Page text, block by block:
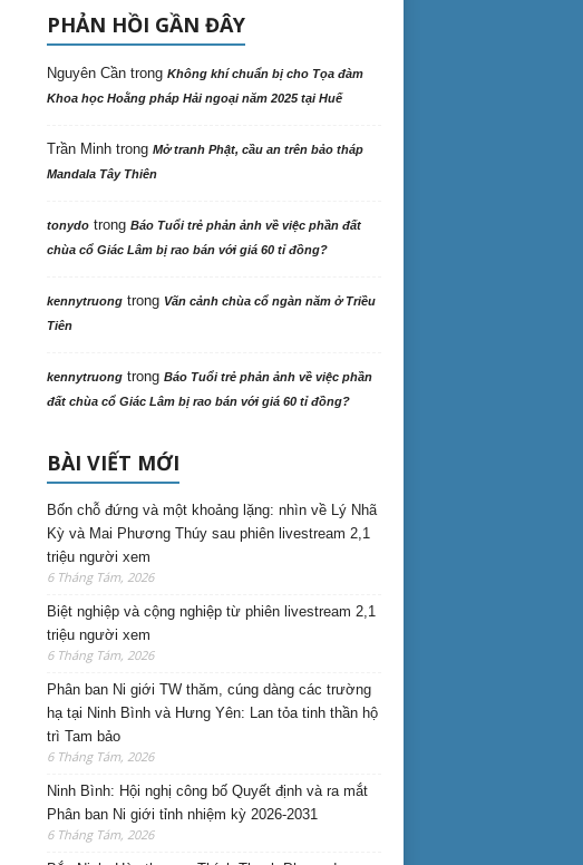
PHẢN HỒI GẦN ĐÂY
Nguyên Cầntrong Không khí chuẩn bị cho Tọa đàm
Khoa học Hoằng pháp Hải ngoại năm 2025 tại Huế
Trần Minhtrong Mở tranh Phật, cầu an trên bảo tháp
Mandala Tây Thiên
tonydotrong Báo Tuổi trẻ phản ảnh về việc phần đất
chùa cổ Giác Lâm bị rao bán với giá 60 tỉ đồng?
kennytruongtrong Vãn cảnh chùa cổ ngàn năm ở Triều
Tiên
kennytruongtrong Báo Tuổi trẻ phản ảnh về việc phần
đất chùa cổ Giác Lâm bị rao bán với giá 60 tỉ đồng?
BÀI VIẾT MỚI
Bốn chỗ đứng và một khoảng lặng: nhìn về Lý Nhã
Kỳ và Mai Phương Thúy sau phiên livestream 2,1
triệu người xem
6 Tháng Tám, 2026
Biệt nghiệp và cộng nghiệp từ phiên livestream 2,1
triệu người xem
6 Tháng Tám, 2026
Phân ban Ni giới TW thăm, cúng dàng các trường
hạ tại Ninh Bình và Hưng Yên: Lan tỏa tinh thần hộ
trì Tam bảo
6 Tháng Tám, 2026
Ninh Bình: Hội nghị công bố Quyết định và ra mắt
Phân ban Ni giới tỉnh nhiệm kỳ 2026-2031
6 Tháng Tám, 2026